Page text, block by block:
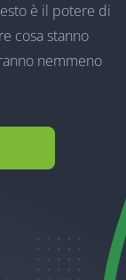
è il potere di
cosa stanno
nemmeno